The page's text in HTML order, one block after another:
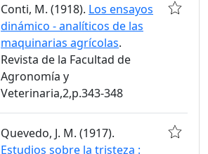
Conti, M. (1918). Los ensayos
dinámico - analíticos de las
maquinarias agrícolas.
Revista de la Facultad de
Agronomía y
Veterinaria,2,p.343-348
Quevedo, J. M. (1917).
Estudios sobre la tristeza :